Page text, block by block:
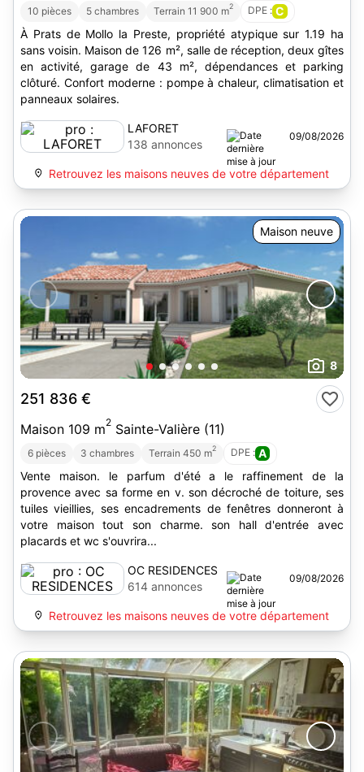
10 pièces 5 chambres Terrain 11 900 m2 DPE : C
À Prats de Mollo la Preste, propriété atypique sur 1.19 ha
sans voisin. Maison de 126 m², salle de réception, deux gîtes
en activité, garage de 43 m², dépendances et parking
clôturé. Confort moderne : pompe à chaleur, climatisation et
panneaux solaires.
LAFORET
138 annonces
09/08/2026
Retrouvez les maisons neuves de votre département
Maison neuve
8
251 836 €
Maison 109 m2 Sainte-Valière (11)
6 pièces 3 chambres Terrain 450 m2 DPE : A
Vente maison. le parfum d'été a le raffinement de la
provence avec sa forme en v. son décroché de toiture, ses
tuiles vieillies, ses encadrements de fenêtres donneront à
votre maison tout son charme. son hall d'entrée avec
placards et wc s'ouvrira...
OC RESIDENCES
614 annonces
09/08/2026
Retrouvez les maisons neuves de votre département